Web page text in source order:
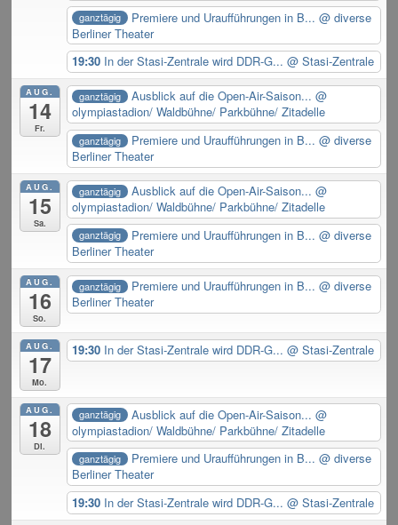
ganztägig Premiere und Uraufführungen in B... @ diverse
Berliner Theater
19:30 In der Stasi-Zentrale wird DDR-G...@ Stasi-Zentrale
AUG.
14
Fr.
ganztägig Ausblick auf die Open-Air-Saison... @
olympiastadion/ Waldbühne/ Parkbühne/ Zitadelle
ganztägig Premiere und Uraufführungen in B... @ diverse
Berliner Theater
AUG.
15
Sa.
ganztägig Ausblick auf die Open-Air-Saison... @
olympiastadion/ Waldbühne/ Parkbühne/ Zitadelle
ganztägig Premiere und Uraufführungen in B... @ diverse
Berliner Theater
AUG.
16
So.
ganztägig Premiere und Uraufführungen in B... @ diverse
Berliner Theater
AUG.
17
Mo.
19:30 In der Stasi-Zentrale wird DDR-G...@ Stasi-Zentrale
AUG.
18
Di.
ganztägig Ausblick auf die Open-Air-Saison... @
olympiastadion/ Waldbühne/ Parkbühne/ Zitadelle
ganztägig Premiere und Uraufführungen in B... @ diverse
Berliner Theater
19:30 In der Stasi-Zentrale wird DDR-G...@ Stasi-Zentrale